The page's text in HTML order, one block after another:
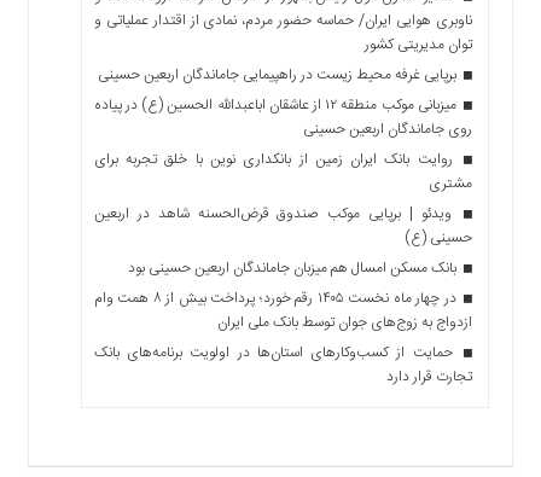
ناوبری هوایی ایران/ حماسه حضور مردم، نمادی از اقتدار عملیاتی و
توان مدیریتی کشور
برپایی غرفه محیط زیست در راهپیمایی جاماندگان اربعین حسینی
میزبانی موکب منطقه ۱۲ از عاشقان اباعبدالله الحسین (ع) در پیاده
روی جاماندگان اربعین حسینی
روایت بانک ایران زمین از بانکداری نوین با خلق تجربه برای
مشتری
ویدئو | برپایی موکب صندوق قرض‌الحسنه شاهد در اربعین
حسینی (ع)
بانک مسکن امسال هم میزبان جاماندگان اربعین حسینی بود
در چهار ماه نخست ۱۴۰۵ رقم خورد؛ پرداخت بیش از ۸ همت وام
ازدواج به زوج‌های جوان توسط بانک ملی ایران
حمایت از کسب‌وکارهای استان‌ها در اولویت برنامه‌های بانک
تجارت قرار دارد